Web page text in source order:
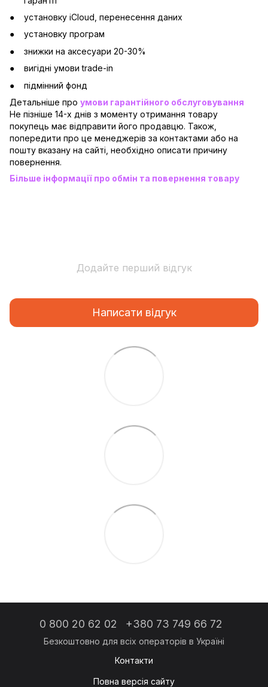
установку iCloud, перенесення даних
установку програм
знижки на аксесуари 20-30%
вигідні умови trade-in
підмінний фонд
Детальніше про умови гарантійного обслуговування
Не пізніше 14-х днів з моменту отримання товару
покупець має відправити його продавцю. Також,
попередити про це менеджерів за контактами або на
пошту вказану на сайті, необхідно описати причину
повернення.
Більше інформації про обмін та повернення товару
Додайте перший відгук
Написати відгук
0 800 20 62 02 +380 73 749 66 72
Контакти
Повна версія сайту